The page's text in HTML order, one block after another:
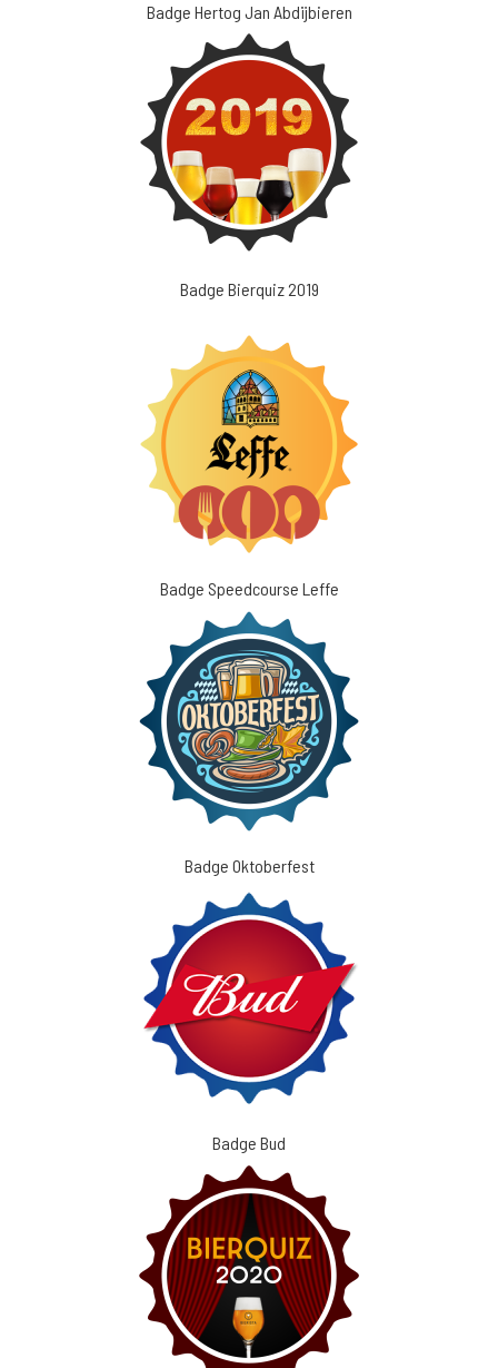
Badge Hertog Jan Abdijbieren
Badge Bierquiz 2019
Badge Speedcourse Leffe
Badge Oktoberfest
Badge Bud